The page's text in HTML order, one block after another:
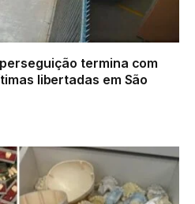
termina com
libertadas em São